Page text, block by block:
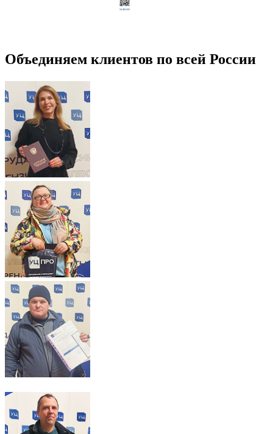
Объединяем клиентов по всей России